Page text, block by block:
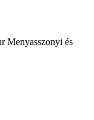
Menyasszonyi és